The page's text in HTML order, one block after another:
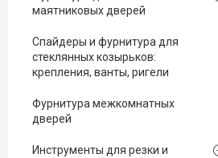
маятниковых дверей
Спайдеры и фурнитура для
стеклянных козырьков:
крепления, ванты, ригели
Фурнитура межкомнатных
дверей
Инструменты для резки и